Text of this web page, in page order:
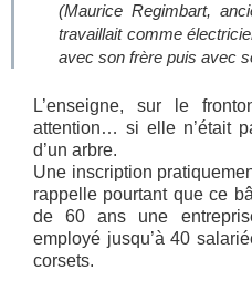
(Maurice Regimbart,
travaillait comme
avec son frère puis avec
L’enseigne, sur le
attention… si elle n’était
d’un arbre.
Une inscription
rappelle pourtant que ce
de 60 ans une
employé jusqu’à 40
corsets.